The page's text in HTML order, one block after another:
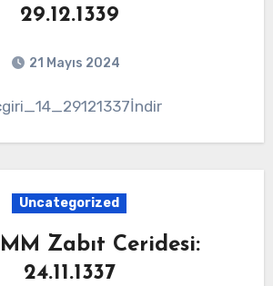
29.12.1339
21 Mayıs 2024
Uncategorized
Zabıt Ceridesi:
24.11.1337